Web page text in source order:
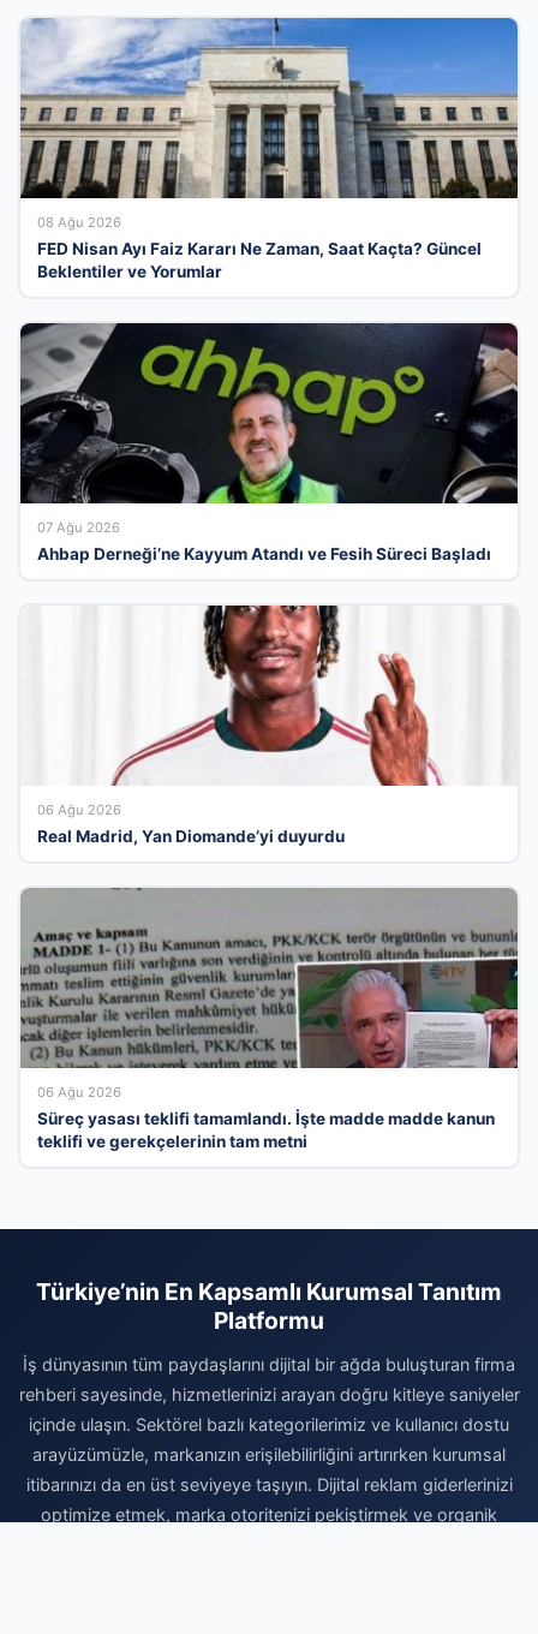
08 Ağu 2026
FED Nisan Ayı Faiz Kararı Ne Zaman, Saat Kaçta? Güncel
Beklentiler ve Yorumlar
07 Ağu 2026
Ahbap Derneği’ne Kayyum Atandı ve Fesih Süreci Başladı
06 Ağu 2026
Real Madrid, Yan Diomande’yi duyurdu
06 Ağu 2026
Süreç yasası teklifi tamamlandı. İşte madde madde kanun
teklifi ve gerekçelerinin tam metni
Türkiye’nin En Kapsamlı Kurumsal Tanıtım
Platformu
İş dünyasının tüm paydaşlarını dijital bir ağda buluşturan firma
rehberi sayesinde, hizmetlerinizi arayan doğru kitleye saniyeler
içinde ulaşın. Sektörel bazlı kategorilerimiz ve kullanıcı dostu
arayüzümüzle, markanızın erişilebilirliğini artırırken kurumsal
itibarınızı da en üst seviyeye taşıyın. Dijital reklam giderlerinizi
optimize etmek, marka otoritenizi pekiştirmek ve organik